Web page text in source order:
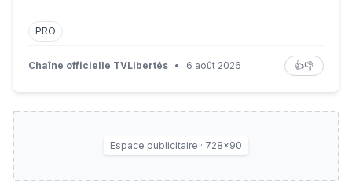
PRO
Chaîne officielle TVLibertés • 6 août 2026 👍👎
Espace publicitaire · 728×90